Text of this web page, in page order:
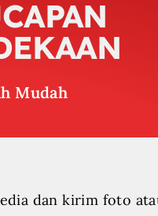
Mudah
dan kirim foto